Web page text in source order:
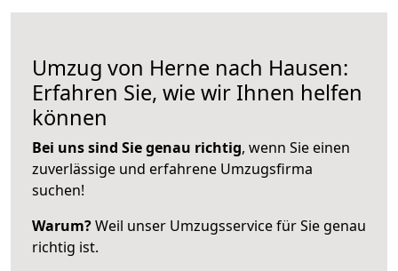
Umzug von Herne nach Hausen:
Erfahren Sie, wie wir Ihnen helfen
können
Bei uns sind Sie genau richtig, wenn Sie einen
zuverlässige und erfahrene Umzugsfirma
suchen!
Warum?Weil unser Umzugsservice für Sie genau
richtig ist.